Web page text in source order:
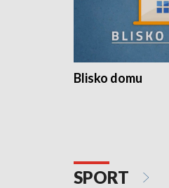
Blisko domu
SPORT